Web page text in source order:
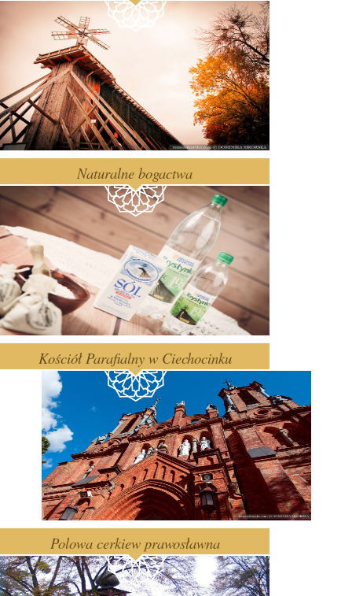
Naturalne bogactwa
Kościół Parafialny w Ciechocinku
Polowa cerkiew prawosławna